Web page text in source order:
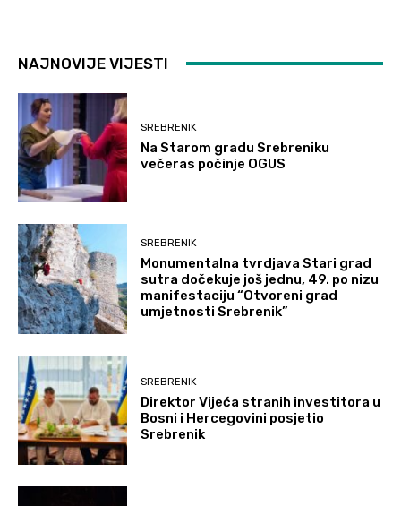
NAJNOVIJE VIJESTI
SREBRENIK
Na Starom gradu Srebreniku
večeras počinje OGUS
SREBRENIK
Monumentalna tvrdjava Stari grad
sutra dočekuje još jednu, 49. po nizu
manifestaciju “Otvoreni grad
umjetnosti Srebrenik”
SREBRENIK
Direktor Vijeća stranih investitora u
Bosni i Hercegovini posjetio
Srebrenik